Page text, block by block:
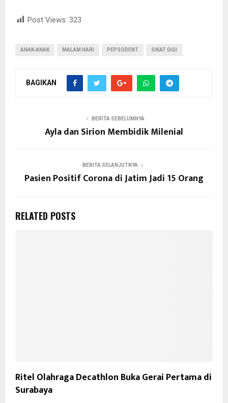
Post Views: 323
ANAK-ANAK MALAM HARI PEPSODENT SIKAT GIGI
BAGIKAN
BERITA SEBELUMNYA
Ayla dan Sirion Membidik Milenial
BERITA SELANJUTNYA
Pasien Positif Corona di Jatim Jadi 15 Orang
RELATED POSTS
Ritel Olahraga Decathlon Buka Gerai Pertama di
Surabaya